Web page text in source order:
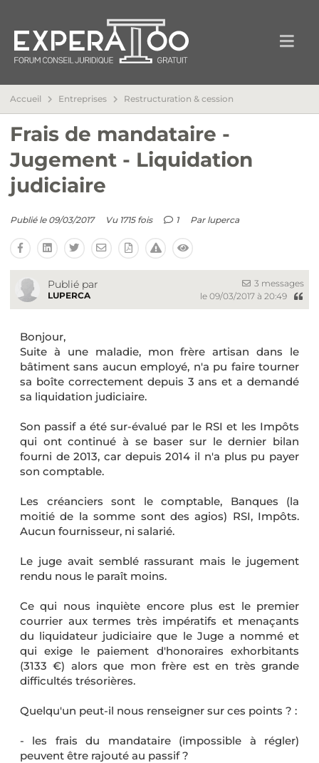
Accueil Entreprises Restructuration & cession
Frais de mandataire -
Jugement - Liquidation
judiciaire
Publié le 09/03/2017 Vu 1715 fois 1 Par luperca
Publié par
LUPERCA
3 messages
le 09/03/2017 à 20:49
Bonjour,
Suite à une maladie, mon frère artisan dans le
bâtiment sans aucun employé, n'a pu faire tourner
sa boîte correctement depuis 3 ans et a demandé
sa liquidation judiciaire.
Son passif a été sur-évalué par le RSI et les Impôts
qui ont continué à se baser sur le dernier bilan
fourni de 2013, car depuis 2014 il n'a plus pu payer
son comptable.
Les créanciers sont le comptable, Banques (la
moitié de la somme sont des agios) RSI, Impôts.
Aucun fournisseur, ni salarié.
Le juge avait semblé rassurant mais le jugement
rendu nous le paraît moins.
Ce qui nous inquiète encore plus est le premier
courrier aux termes très impératifs et menaçants
du liquidateur judiciaire que le Juge a nommé et
qui exige le paiement d'honoraires exhorbitants
(3133 €) alors que mon frère est en très grande
difficultés trésorières.
Quelqu'un peut-il nous renseigner sur ces points ? :
- les frais du mandataire (impossible à régler)
peuvent être rajouté au passif ?